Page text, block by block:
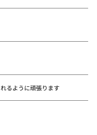
るように頑張ります